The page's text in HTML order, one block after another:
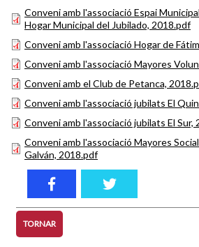
Conveni amb l'associació Espai
Hogar Municipal del Jubilado, 2018.pdf
Conveni amb l'associació Hogar de
Conveni amb l'associació Mayores
Conveni amb el Club de Petanca,
Conveni amb l'associació jubilats El
Conveni amb l'associació jubilats El Sur,
Conveni amb l'associació Mayores
Galván, 2018.pdf
TORNAR